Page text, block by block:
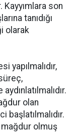
son
tanıdığı
olarak
yapılmalıdır,
olan
başlatılmalıdır.
olmuş